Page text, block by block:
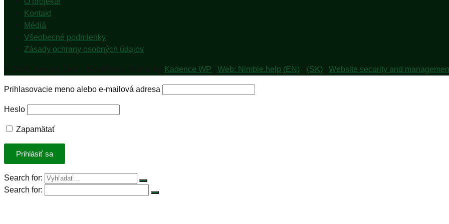
Kontakt
Médiá
Všeobecné podmienky
Zásady ochrany osobných údajov
Kadence WP Web: Nimble.help (EN) (SK) Website security and
Prihlasovacie meno alebo e-mailová adresa
Heslo
Zapamätať
Search for:
Search for: